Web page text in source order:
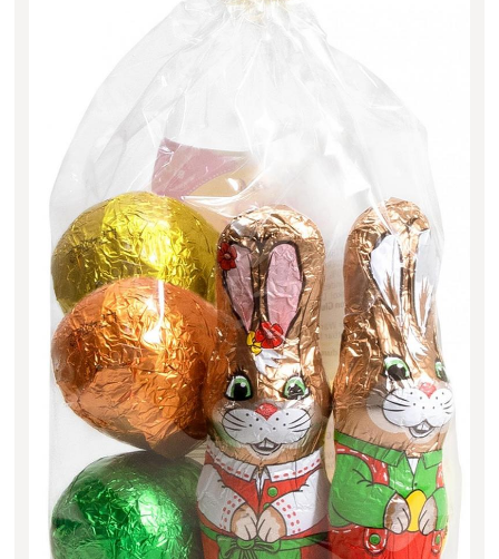
Wildkraut
KATEGORIE
Filter zurücksetzen